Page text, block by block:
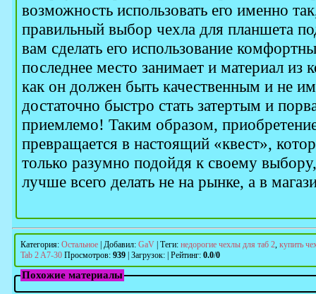
возможность использовать его именно
правильный выбор чехла для планшета
вам сделать его использование
последнее место занимает и материал из
как он должен быть качественным и не
достаточно быстро стать затертым и
приемлемо! Таким образом,
превращается в настоящий «квест»,
только разумно подойдя к своему
лучше всего делать не на рынке, а в
Категория: Остальное Добавил: GaV Теги: недорогие чехлы для таб 2, купить
Tab 2 A7-30 Просмотров: 939 Загрузок: Рейтинг: 0.0/0
Похожие материалы